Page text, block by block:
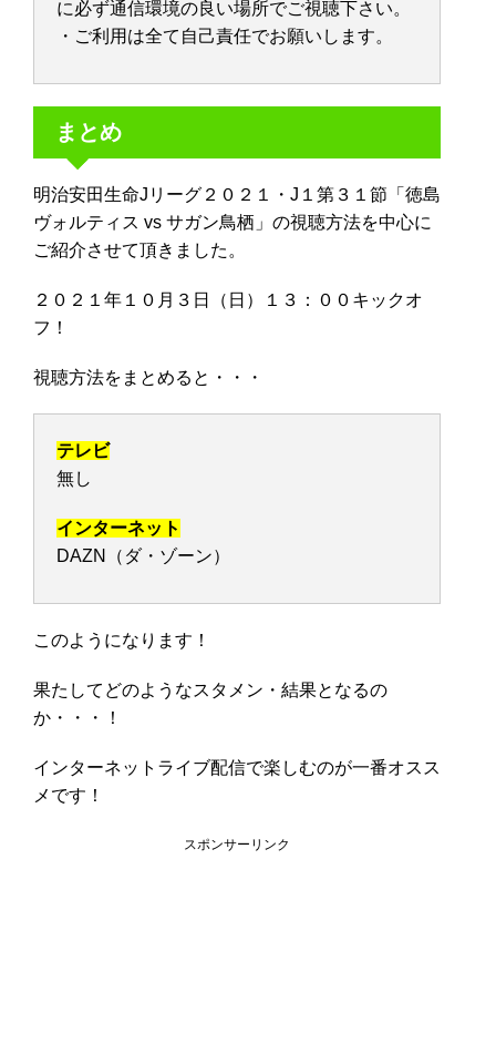
に必ず通信環境の良い場所でご視聴下さい。
・ご利用は全て自己責任でお願いします。
まとめ
明治安田生命Jリーグ２０２１・J１第３１節「徳島
ヴォルティス vs サガン鳥栖」の視聴方法を中心に
ご紹介させて頂きました。
２０２１年１０月３日（日）１３：００キックオ
フ！
視聴方法をまとめると・・・
テレビ
無し
インターネット
DAZN（ダ・ゾーン）
このようになります！
果たしてどのようなスタメン・結果となるの
か・・・！
インターネットライブ配信で楽しむのが一番オスス
メです！
スポンサーリンク